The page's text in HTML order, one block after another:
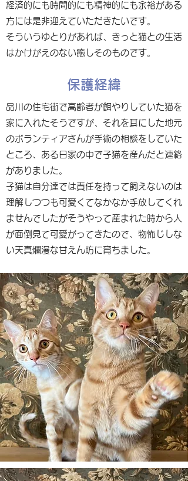
経済的にも時間的にも精神的にも余裕がある
方には是非迎えていただきたいです。
そういうゆとりがあれば、きっと猫との生活
はかけがえのない癒しそのものです。
保護経緯
品川の住宅街で高齢者が餌やりしていた猫を
家に入れたそうですが、それを耳にした地元
のボランティアさんが手術の相談をしていた
ところ、ある日家の中で子猫を産んだと連絡
がありました。
子猫は自分達では責任を持って飼えないのは
理解しつつも可愛くてなかなか手放してくれ
ませんでしたがそうやって産まれた時から人
が面倒見て可愛がってきたので、物怖じしな
い天真爛漫な甘えん坊に育ちました。